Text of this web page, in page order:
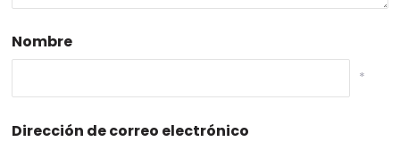
Nombre
*
Dirección de correo electrónico